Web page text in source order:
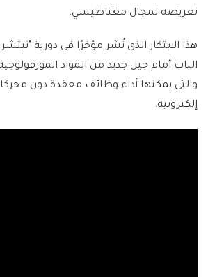
تعريضه لمجال مغناطيسي.
هذا الابتكار الذي نُشر مؤخرًا في دورية "نيتشر
الباب أمام جيل جديد من المواد
والتي يمكنها أداء وظائف معقدة دون
إلكترونية.